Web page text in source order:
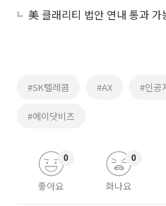
#SK텔레콤 #AX #인공
#에이닷비즈
좋아요
0
화나요
0